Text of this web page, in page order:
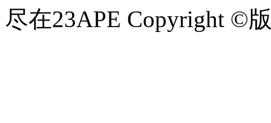
尽在23APE Copyright ©